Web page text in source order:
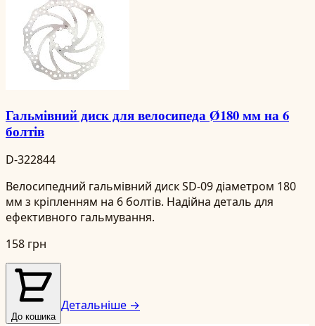
Гальмівний диск для велосипеда Ø180 мм на 6
болтів
D-322844
Велосипедний гальмівний диск SD-09 діаметром 180
мм з кріпленням на 6 болтів. Надійна деталь для
ефективного гальмування.
158 грн
До кошика
Детальніше →